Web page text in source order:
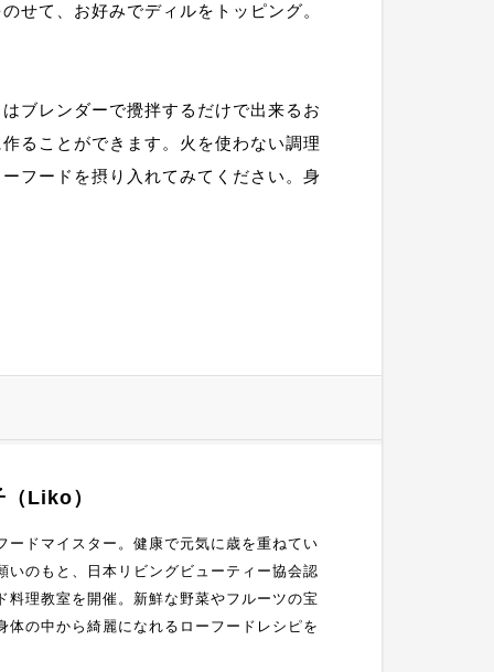
せて、お好みでディルをトッピング。
ブレンダーで攪拌するだけで出来るお
ることができます。火を使わない調理
フードを摂り入れてみてください。身
Liko）
ードマイスター。健康で元気に歳を重ねてい
いのもと、日本リビングビューティー協会認
料理教室を開催。新鮮な野菜やフルーツの宝
体の中から綺麗になれるローフードレシピを